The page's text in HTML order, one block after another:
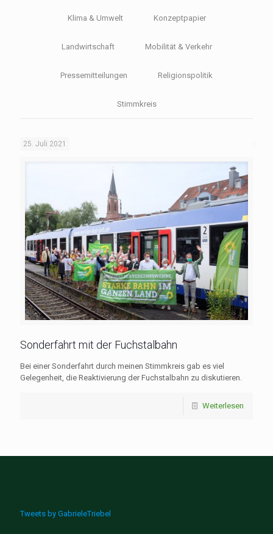
Klima & Umwelt Konzeptpapier
Landwirtschaft Mobilität & Verkehr
Pressemitteilungen Religionspolitik
Stimmkreis
25. Juli 2021
Sonderfahrt mit der Fuchstalbahn
Bei einer Sonderfahrt durch meinen Stimmkreis gab es viel
Gelegenheit, die Reaktivierung der Fuchstalbahn zu diskutieren.
Weiterlesen
Tweets by GabrieleTriebel